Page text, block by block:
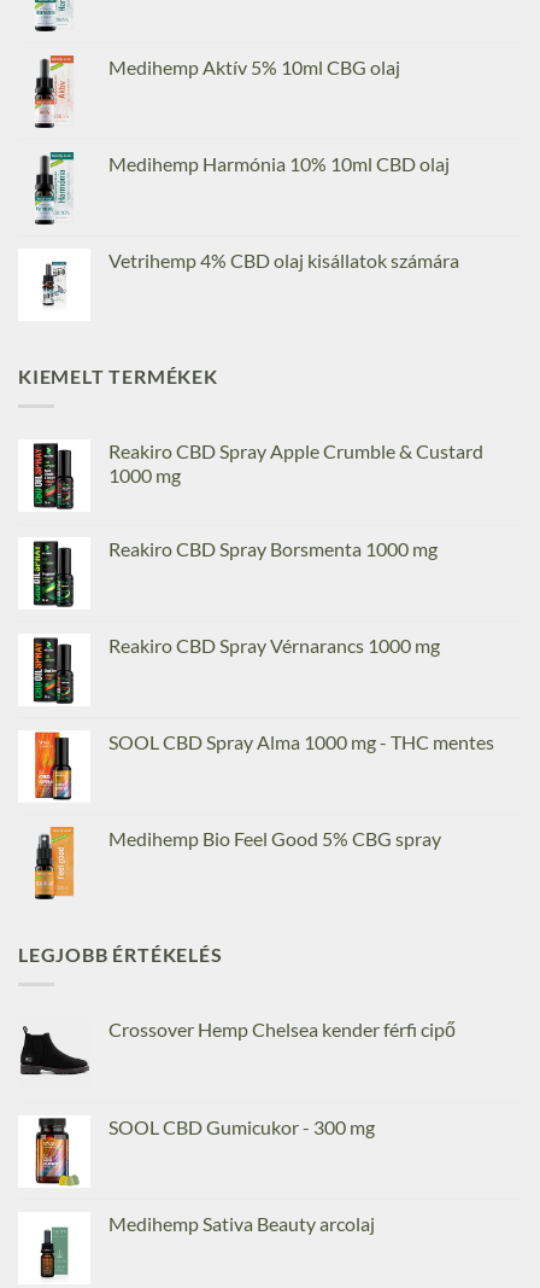
Medihemp Aktív 5% 10ml CBG olaj
Medihemp Harmónia 10% 10ml CBD olaj
Vetrihemp 4% CBD olaj kisállatok számára
KIEMELT TERMÉKEK
Reakiro CBD Spray Apple Crumble & Custard
1000 mg
Reakiro CBD Spray Borsmenta 1000 mg
Reakiro CBD Spray Vérnarancs 1000 mg
SOOL CBD Spray Alma 1000 mg - THC mentes
Medihemp Bio Feel Good 5% CBG spray
LEGJOBB ÉRTÉKELÉS
Crossover Hemp Chelsea kender férfi cipő
SOOL CBD Gumicukor - 300 mg
Medihemp Sativa Beauty arcolaj